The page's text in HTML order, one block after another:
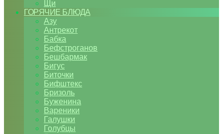
Щи
ГОРЯЧИЕ БЛЮДА
Азу
Антрекот
Бабка
Бефстроганов
Бешбармак
Бигус
Биточки
Бифштекс
Бризоль
Буженина
Вареники
Галушки
Голубцы